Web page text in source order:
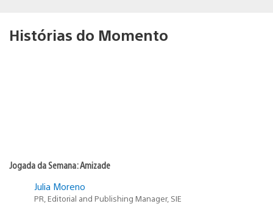
Histórias do Momento
Jogada da Semana: Amizade
Julia Moreno
PR, Editorial and Publishing Manager, SIE